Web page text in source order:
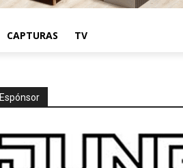
CAPTURAS TV
Espónsor